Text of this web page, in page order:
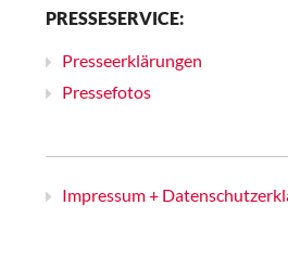
PRESSESERVICE:
Presseerklärungen
Pressefotos
Impressum +